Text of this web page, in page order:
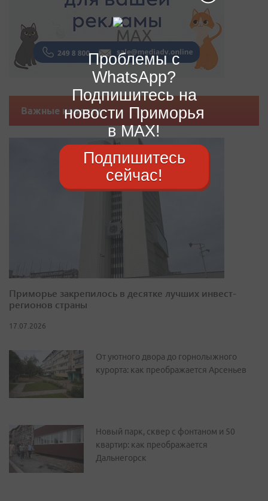
Важные новости
Приморье закрепилось в десятке лучших инвест-
регионов страны
17.07.2026
От уютного двора до горнолыжного
курорта: как преображается Арсеньев
Новый парк, сквер с фонтаном и 50
квартир: как преображается
Дальнегорск
Проблемы с
WhatsApp?
Подпишитесь на
новости Приморья
в MAX!
Подпишитесь
сейчас!